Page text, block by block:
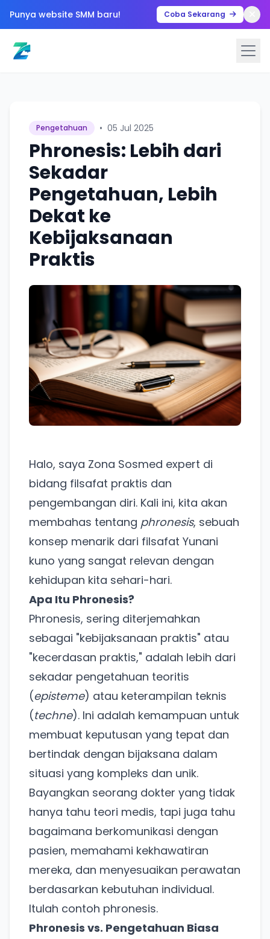
Punya website SMM baru! Coba Sekarang
Pengetahuan • 05 Jul 2025
Phronesis: Lebih dari
Sekadar
Pengetahuan, Lebih
Dekat ke
Kebijaksanaan
Praktis
Halo, saya Zona Sosmed expert di
bidang filsafat praktis dan
pengembangan diri. Kali ini, kita akan
membahas tentang phronesis, sebuah
konsep menarik dari filsafat Yunani
kuno yang sangat relevan dengan
kehidupan kita sehari-hari.
Apa Itu Phronesis?
Phronesis, sering diterjemahkan
sebagai "kebijaksanaan praktis" atau
"kecerdasan praktis," adalah lebih dari
sekadar pengetahuan teoritis
(episteme) atau keterampilan teknis
(techne). Ini adalah kemampuan untuk
membuat keputusan yang tepat dan
bertindak dengan bijaksana dalam
situasi yang kompleks dan unik.
Bayangkan seorang dokter yang tidak
hanya tahu teori medis, tapi juga tahu
bagaimana berkomunikasi dengan
pasien, memahami kekhawatiran
mereka, dan menyesuaikan perawatan
berdasarkan kebutuhan individual.
Itulah contoh phronesis.
Phronesis vs. Pengetahuan Biasa